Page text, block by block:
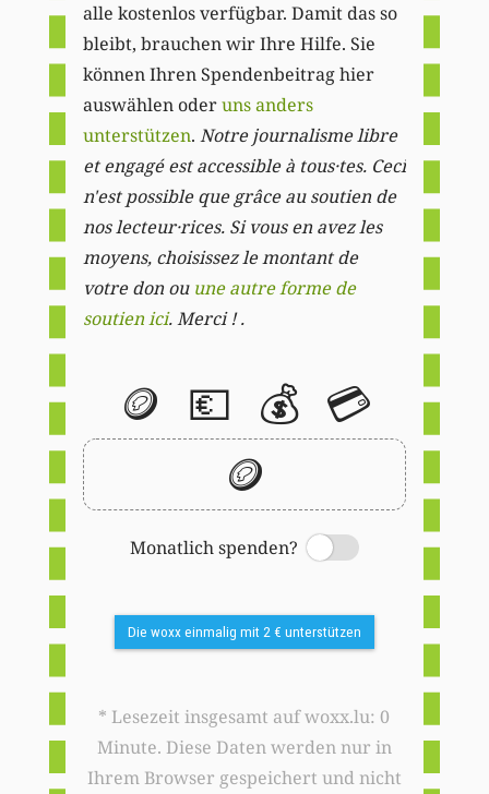
alle kostenlos verfügbar. Damit das so
bleibt, brauchen wir Ihre Hilfe. Sie
können Ihren Spendenbeitrag hier
auswählen oderuns anders
unterstützen. Notre journalisme libre
et engagé est accessible à tous·tes. Ceci
n'est possible que grâce au soutien de
nos lecteur·rices. Si vous en avez les
moyens, choisissez le montant de
votre don ou une autre forme de
soutien ici. Merci ! .
🪙 💶 💰 💳
🪙
Monatlich spenden?
Switch
Die woxx einmalig mit 2 € unterstützen
* Lesezeit insgesamt auf woxx.lu: 0
Minute. Diese Daten werden nur in
Ihrem Browser gespeichert und nicht